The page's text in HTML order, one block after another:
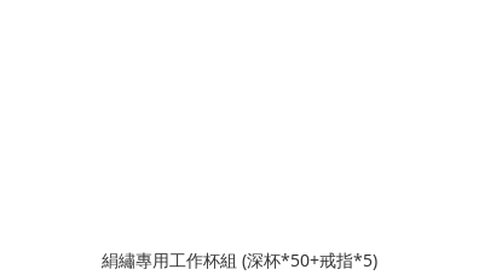
絹繡專用工作杯組 (深杯*50+戒指*5)